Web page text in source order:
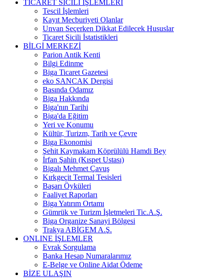
TİCARET SİCİLİ İŞLEMLERİ
Tescil İşlemleri
Kayıt Mecburiyeti Olanlar
Unvan Seçerken Dikkat Edilecek Hususlar
Ticaret Sicili İstatistikleri
BİLGİ MERKEZİ
Parion Antik Kenti
Bilgi Edinme
Biga Ticaret Gazetesi
eko SANCAK Dergisi
Basında Odamız
Biga Hakkında
Biga'nın Tarihi
Biga'da Eğitim
Yeri ve Konumu
Kültür, Turizm, Tarih ve Çevre
Biga Ekonomisi
Şehit Kaymakam Köprülülü Hamdi Bey
İrfan Şahin (Kıspet Ustası)
Bigalı Mehmet Çavuş
Kırkgeçit Termal Tesisleri
Başarı Öyküleri
Faaliyet Raporları
Biga Yatırım Ortamı
Gümrük ve Turizm İşletmeleri Tic.A.Ş.
Biga Organize Sanayi Bölgesi
Trakya ABİGEM A.Ş.
ONLINE İŞLEMLER
Evrak Sorgulama
Banka Hesap Numaralarımız
E-Belge ve Online Aidat Ödeme
BİZE ULAŞIN